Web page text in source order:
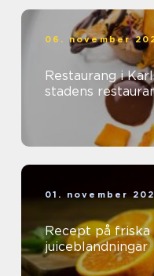
06. november
Restaurang i
stadens
01. november
Recept på
juiceblandningar